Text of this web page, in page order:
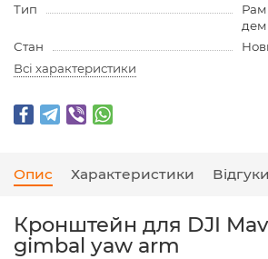
Тип
Стан
Всі характеристики
Опис Характеристики Відгуки
Кронштейн для DJI
gimbal yaw arm